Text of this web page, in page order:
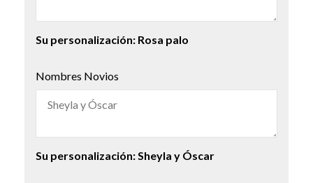
Su personalización: Rosa palo
Nombres Novios
Su personalización: Sheyla y Óscar